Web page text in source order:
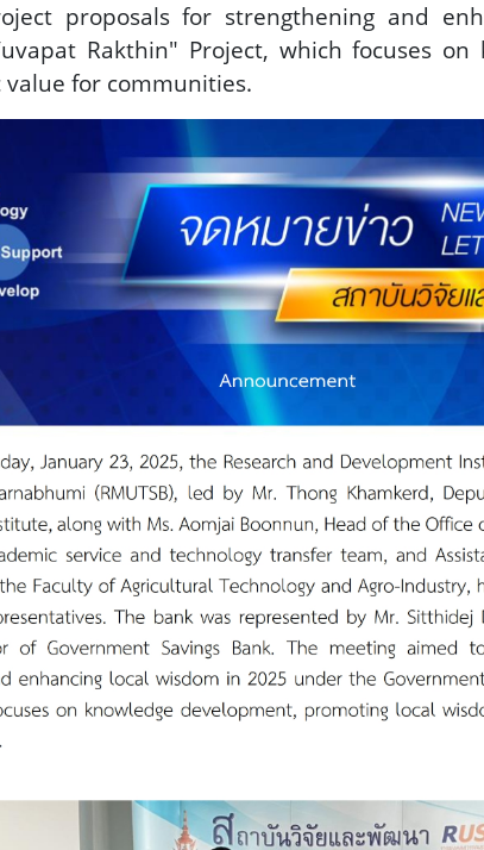
proposals for strengthening and
Rakthin" Project, which focuses
for communities.